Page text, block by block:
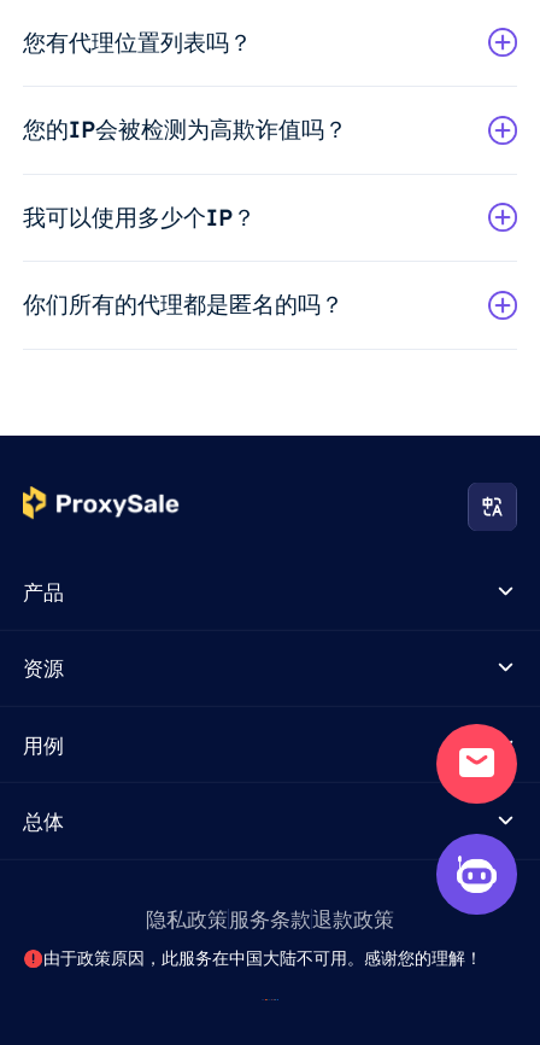
您有代理位置列表吗？
您的IP会被检测为高欺诈值吗？
我可以使用多少个IP？
你们所有的代理都是匿名的吗？
产品
资源
用例
总体
隐私政策服务条款退款政策
由于政策原因，此服务在中国大陆不可用。感谢您的理解！